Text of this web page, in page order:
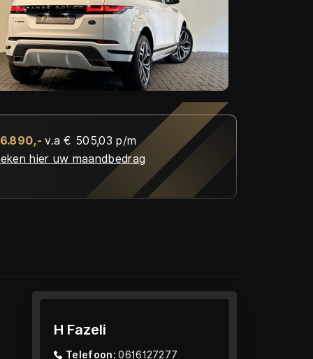
v.a € 505,03 p/m
hier uw maandbedrag
H Fazeli
Telefoon:0616127277